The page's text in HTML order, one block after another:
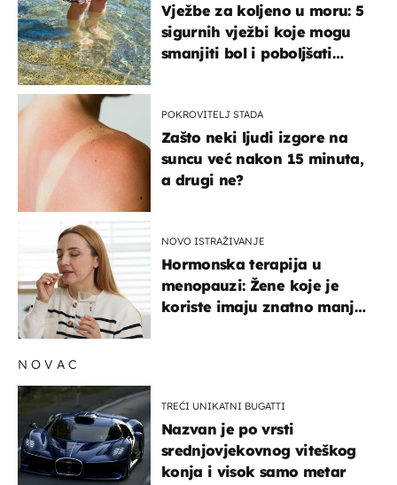
Vježbe za koljeno u moru: 5
sigurnih vježbi koje mogu
smanjiti bol i poboljšati
POKROVITELJ STADA
Zašto neki ljudi izgore na
suncu već nakon 15 minuta,
a drugi ne?
NOVO ISTRAŽIVANJE
Hormonska terapija u
menopauzi: Žene koje je
koriste imaju znatno manji
NOVAC
TREĆI UNIKATNI BUGATTI
Nazvan je po vrsti
srednjovjekovnog viteškog
konja i visok samo metar